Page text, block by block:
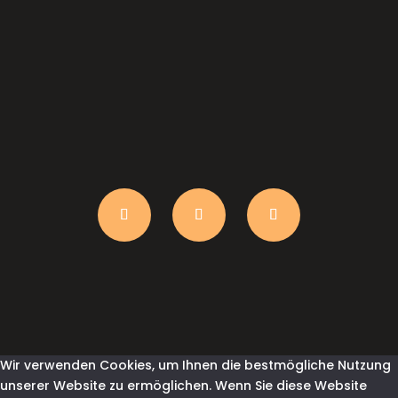
Wir verwenden Cookies, um Ihnen die bestmögliche Nutzung
unserer Website zu ermöglichen. Wenn Sie diese Website